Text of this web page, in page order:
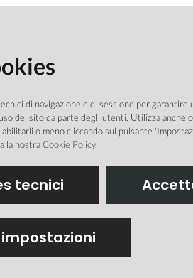
di navigazione e di sessione per
del sito da parte degli utenti. Utilizza
o meno cliccando sul pulsante
la nostraCookie Policy.
tecnici